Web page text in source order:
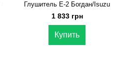
Глушитель Е-2 Богдан/Isuzu
1 833 грн
Купить